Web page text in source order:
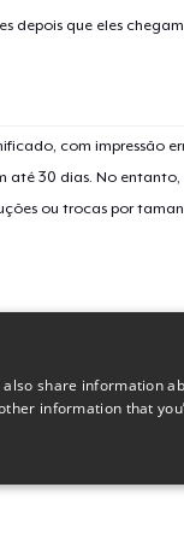
depois que eles
com impressão
até 30 dias. No
ou trocas por
share information
information that